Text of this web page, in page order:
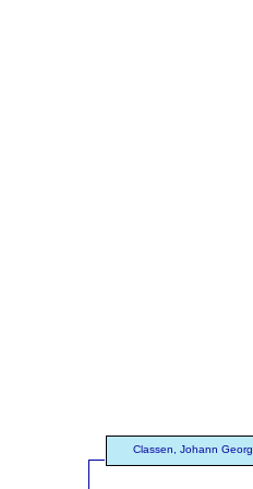
Classen, Johann Georg